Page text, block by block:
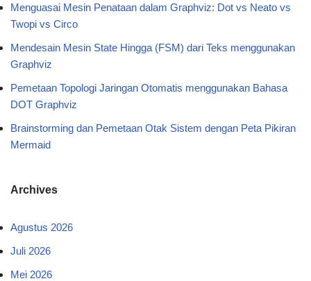
Menguasai Mesin Penataan dalam Graphviz: Dot vs Neato vs
Twopi vs Circo
Mendesain Mesin State Hingga (FSM) dari Teks menggunakan
Graphviz
Pemetaan Topologi Jaringan Otomatis menggunakan Bahasa
DOT Graphviz
Brainstorming dan Pemetaan Otak Sistem dengan Peta Pikiran
Mermaid
Archives
Agustus 2026
Juli 2026
Mei 2026